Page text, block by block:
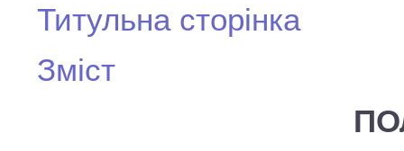
Титульна сторінка
Зміст